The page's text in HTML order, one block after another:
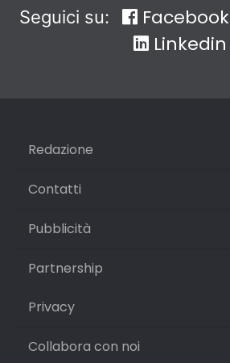
Seguici su: Facebook
Linkedin
Redazione
Contatti
Pubblicità
Partnership
Privacy
Collabora con noi